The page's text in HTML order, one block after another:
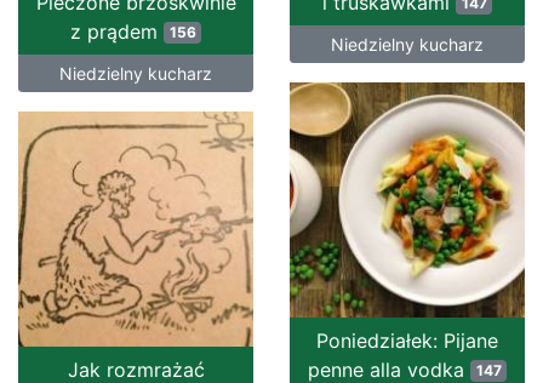
z prądem
156
Niedzielny kucharz
Niedzielny kucharz
Poniedziałek: Pijane
penne alla vodka
147
Jak rozmrażać